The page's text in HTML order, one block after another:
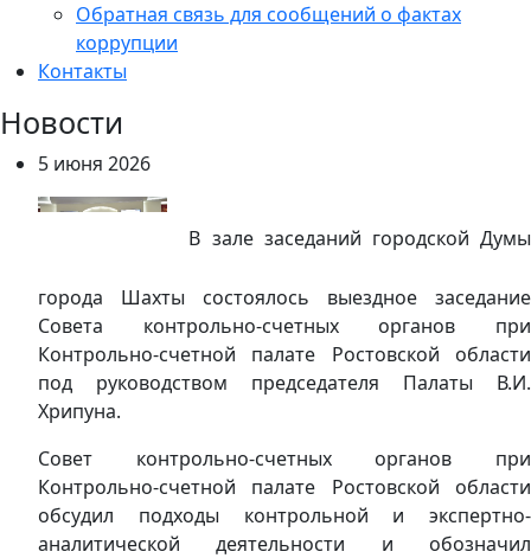
Обратная связь для сообщений о фактах
коррупции
Контакты
Новости
5 июня 2026
В зале заседаний городской Думы
города Шахты состоялось выездное заседание
Совета контрольно-счетных органов при
Контрольно-счетной палате Ростовской области
под руководством председателя Палаты В.И.
Хрипуна.
Совет контрольно-счетных органов при
Контрольно-счетной палате Ростовской области
обсудил подходы контрольной и экспертно-
аналитической деятельности и обозначил